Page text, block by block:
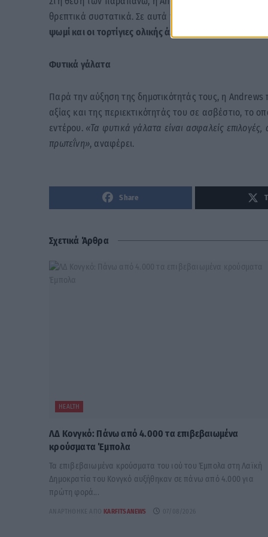
θρεπτικά συστατικά. Σε αυτά που επιλέγει
ψωμί και οι τορτίγιες ολικής άλεσης.
Φυτικά γάλατα
Παρά την αύξηση της δημοτικότητάς τους, η
αξίας και της περιεκτικότητάς του σε ασβέστιο, το
εντέρου. «Τα φυτικά γάλατα είναι ασφαλείς
πρωτεΐνη», αναφέρει.
Share
Σχετικά Άρθρα
HEALTH
ΛΔ Κονγκό: Πάνω από 4.000 τα επιβεβαιωμένα
κρούσματα Έμπολα
Τα επιβεβαιωμένα κρούσματα του ιού του Έμπολα στη Λαϊκή
Δημοκρατία του Κονγκό αυξήθηκαν σε πάνω από 4.000 για
πρώτη φορά...
ΑΝΑΡΤΉΘΗΚΕ ΑΠΌ KARFITSANEWS 07/08/2026